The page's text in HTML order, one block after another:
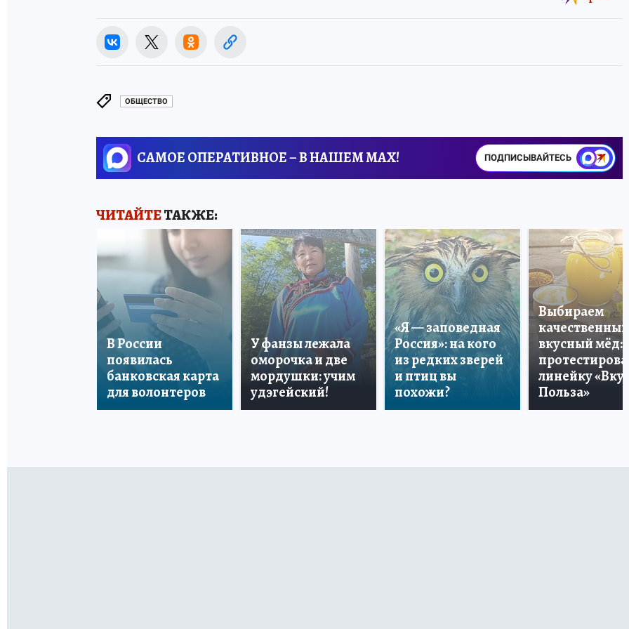
ОБЩЕСТВО
САМОЕ ОПЕРАТИВНОЕ – В НАШЕМ MAX! ПОДПИСЫВАЙТЕСЬ
ЧИТАЙТЕТАКЖЕ:
В России
появилась
банковская карта
для волонтеров
У фанзы лежала
оморочка и две
мордушки: учим
удэгейский!
«Я — заповедная
Россия»: на кого
из редких зверей
и птиц вы
похожи?
Выбираем
качественный
вкусный мёд:
линейку «Вкус
Польза»